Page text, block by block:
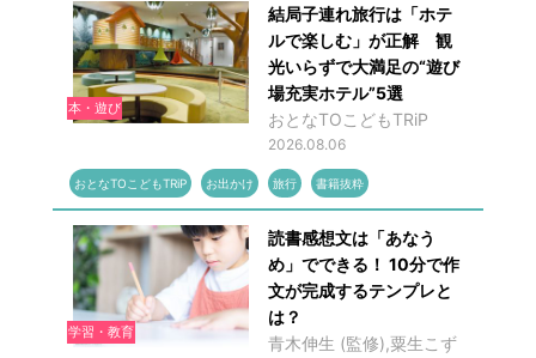
本・遊び
結局子連れ旅行は「ホテ
ルで楽しむ」が正解 観
光いらずで大満足の“遊び
場充実ホテル”5選
おとなTOこどもTRiP
2026.08.06
おとなTOこどもTRiP お出かけ 旅行 書籍抜粋
学習・教育
読書感想文は「あなう
め」でできる！ 10分で作
文が完成するテンプレと
は？
青木伸生 (監修),粟生こず